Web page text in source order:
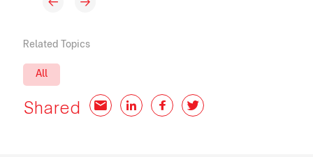
Related Topics
All
Shared Email LinkedInFacebookTwitter